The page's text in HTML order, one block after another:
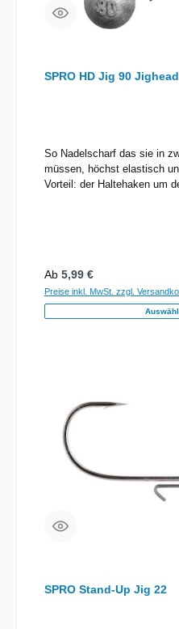
SPRO HD Jig 90 Jighead
So Nadelscharf das sie in
müssen, höchst elastisch
Vorteil: der Haltehaken um
Ostsee auf Dorsch & Köhler
Regulärer Preis:
Ab 5,99 €
Preise inkl. MwSt. zzgl.
SPRO Stand-Up Jig 22